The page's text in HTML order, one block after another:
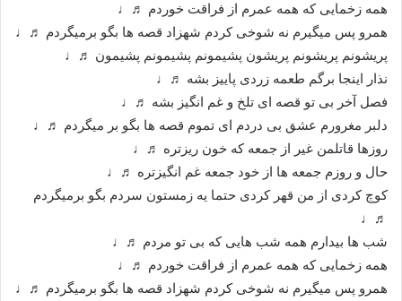
همه زخمایی که همه عمرم از فراقت خوردم ♬♩
همرو پس میگیرم نه شوخی کردم شهزاد قصه ها بگو برمیگردم ♬♩
پریشونم پریشونم پریشون پشیمونم پشیمونم پشیمون ♬♩
نذار اینجا برگم طعمه زردی پاییز بشه ♬♩
فصل آخر بی تو قصه ای تلخ و غم انگیز بشه ♬♩
دلبر مغرورم عشق بی دردم ای تموم قصه ها بگو بر میگردم ♬♩
روزها قاتلمن غیر از جمعه که خون ریزتره ♬♩
حال و روزم جمعه ها از خود جمعه غم انگیزتره ♬♩
کوچ کردی از من قهر کردی حتما یه زمستون سردم بگو برمیگردم
♬♩
شب ها بیدارم همه شب هایی که بی تو مردم ♬♩
همه زخمایی که همه عمرم از فراقت خوردم ♬♩
همرو پس میگیرم نه شوخی کردم شهزاد قصه ها بگو برمیگردم ♬♩